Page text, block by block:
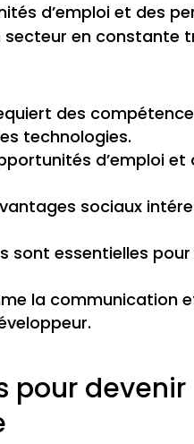
d’emploi et des
secteur en constante
des
technologies.
d’emploi
sociaux
essentielles
la communication
pour devenir